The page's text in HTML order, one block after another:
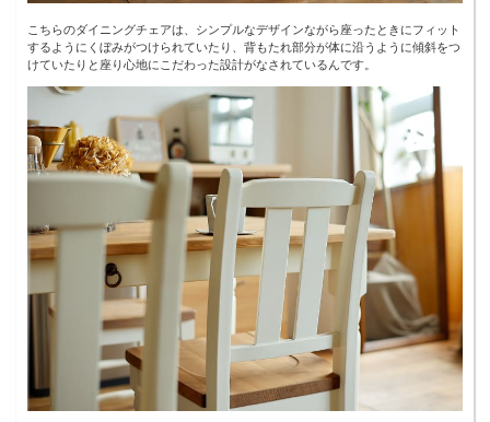
こちらのダイニングチェアは、シンプルなデザインながら座ったときにフィット
するようにくぼみがつけられていたり、背もたれ部分が体に沿うように傾斜をつ
けていたりと座り心地にこだわった設計がなされているんです。